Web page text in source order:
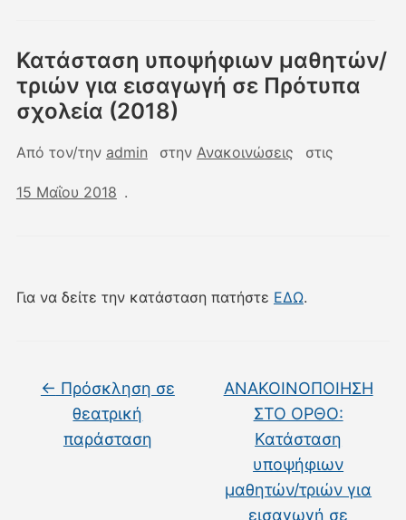
Κατάσταση υποψήφιων μαθητών/
τριών για εισαγωγή σε Πρότυπα
σχολεία (2018)
Από τον/την admin στην Ανακοινώσεις στις
15 Μαΐου 2018 .
Για να δείτε την κατάσταση πατήστε ΕΔΩ.
← Πρόσκληση σε
θεατρική
παράσταση
ΑΝΑΚΟΙΝΟΠΟΙΗΣΗ
ΣΤΟ ΟΡΘΟ:
Κατάσταση
υποψήφιων
μαθητών/τριών για
εισαγωγή σε